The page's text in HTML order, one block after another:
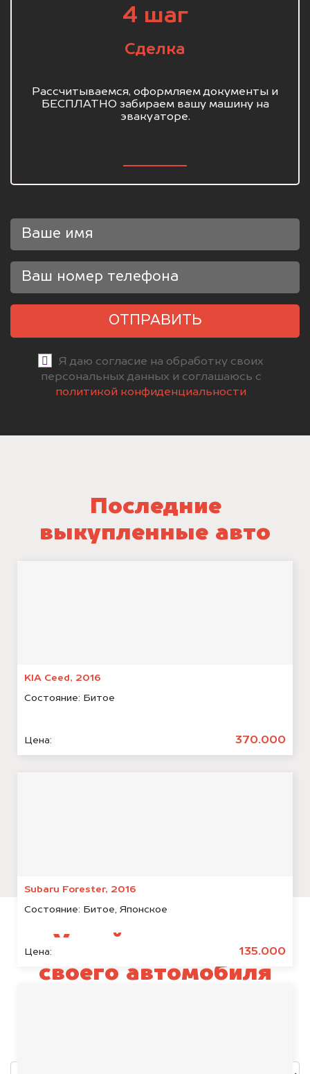
4 шаг
Сделка
Рассчитываемся, оформляем документы и
БЕСПЛАТНО забираем вашу машину на
эвакуаторе.
ОТПРАВИТЬ
Я даю согласие на обработку своих
персональных данных и соглашаюсь с
политикой конфиденциальности
Последние
выкупленные авто
KIA Ceed, 2016
Состояние: Битое
Цена: 370.000
Subaru Forester, 2016
Состояние: Битое, Японское
Цена: 135.000
Узнай стоимость
своего автомобиля